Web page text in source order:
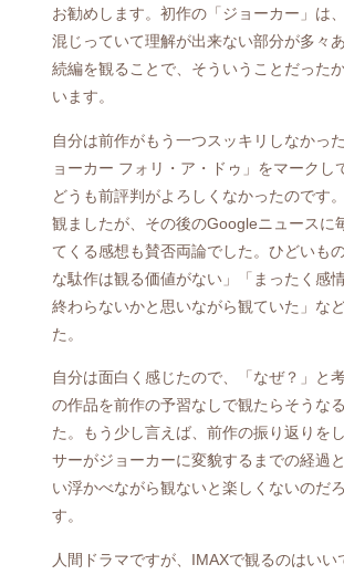
お勧めします。初作の「ジョーカー」は
混じっていて理解が出来ない部分が多々
続編を観ることで、そういうことだった
います。
自分は前作がもう一つスッキリしなかっ
ョーカー フォリ・ア・ドゥ」をマークし
どうも前評判がよろしくなかったのです
観ましたが、その後のGoogleニュースに
てくる感想も賛否両論でした。ひどいも
な駄作は観る価値がない」「まったく感
終わらないかと思いながら観ていた」な
た。
自分は面白く感じたので、「なぜ？」と
の作品を前作の予習なしで観たらそうな
た。もう少し言えば、前作の振り返りを
サーがジョーカーに変貌するまでの経過
い浮かべながら観ないと楽しくないのだ
す。
人間ドラマですが、IMAXで観るのはいい